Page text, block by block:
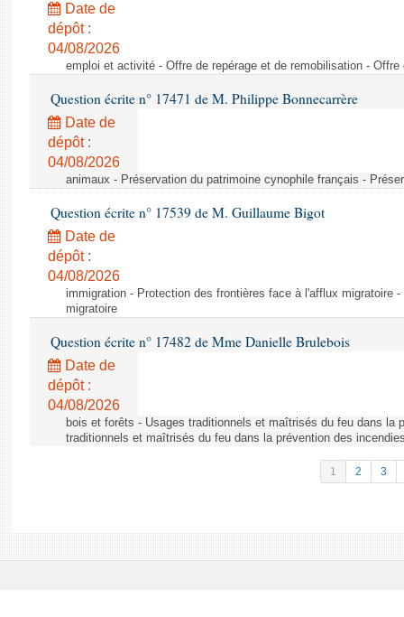
Date de
dépôt :
04/08/2026
emploi et activité - Offre de repérage et de remobilisation -
Question écrite n° 17471 de M. Philippe Bonnecarrère
Date de
dépôt :
04/08/2026
animaux - Préservation du patrimoine cynophile français -
Question écrite n° 17539 de M. Guillaume Bigot
Date de
dépôt :
04/08/2026
immigration - Protection des frontières face à l'afflux migratoire
migratoire
Question écrite n° 17482 de Mme Danielle Brulebois
Date de
dépôt :
04/08/2026
bois et forêts - Usages traditionnels et maîtrisés du feu dans la
traditionnels et maîtrisés du feu dans la prévention des
1 2 3